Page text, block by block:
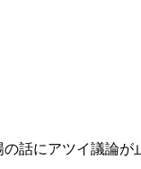
話にアツイ議論が